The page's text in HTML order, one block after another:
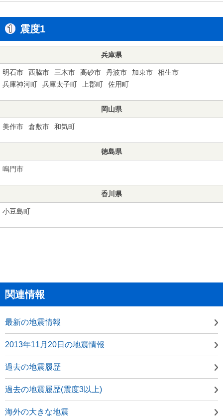
震度1
兵庫県
明石市 西脇市 三木市 高砂市 丹波市 加東市
相生市
兵庫神河町
兵庫太子町 上郡町 佐用町
岡山県
美作市 倉敷市 和気町
徳島県
鳴門市
香川県
小豆島町
関連情報
最新の地震情報
2013年11月20日の地震情報
過去の地震履歴
過去の地震履歴(震度3以上)
海外の大きな地震